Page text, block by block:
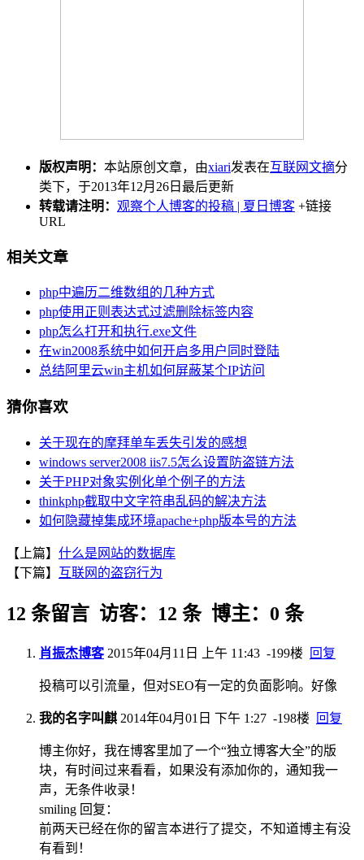
版权声明： 本站原创文章，由xiari发表在互联网文摘分
类下，于2013年12月26日最后更新
转载请注明： 观察个人博客的投稿 | 夏日博客 +链接
URL
相关文章
php中遍历二维数组的几种方式
php使用正则表达式过滤删除标签内容
php怎么打开和执行.exe文件
在win2008系统中如何开启多用户同时登陆
总结阿里云win主机如何屏蔽某个IP访问
猜你喜欢
关于现在的摩拜单车丢失引发的感想
windows server2008 iis7.5怎么设置防盗链方法
关于PHP对象实例化单个例子的方法
thinkphp截取中文字符串乱码的解决方法
如何隐藏掉集成环境apache+php版本号的方法
【上篇】 什么是网站的数据库
【下篇】 互联网的盗窃行为
12 条留言 访客：12 条 博主：0 条
肖振杰博客 2015年04月11日 上午 11:43 -199楼 回复
投稿可以引流量，但对SEO有一定的负面影响。好像
我的名字叫麒 2014年04月01日 下午 1:27 -198楼 回复
博主你好，我在博客里加了一个“独立博客大全”的版
块，有时间过来看看，如果没有添加你的，通知我一
声，无条件收录！
smiling 回复：
前两天已经在你的留言本进行了提交，不知道博主有没
有看到！